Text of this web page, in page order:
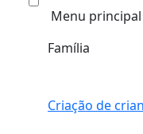
Menu principal
Família
Criação de